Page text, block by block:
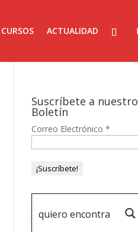
CURSOS ACTUALIDAD
Suscríbete a nuestro
Boletín
Correo Electrónico*